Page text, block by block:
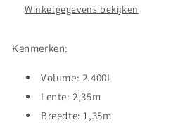
Winkelgegevens bekijken
Kenmerken:
Volume: 2.400L
Lente: 2,35m
Breedte: 1,35m